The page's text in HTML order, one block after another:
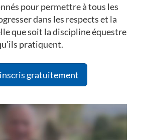
pour permettre à tous les
dans les respects et la
que soit la discipline équestre
pratiquent.
gratuitement